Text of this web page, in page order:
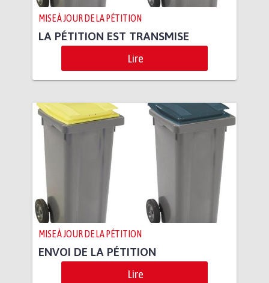
MISE À JOUR DE LA PÉTITION
LA PÉTITION EST TRANSMISE
Lire
MISE À JOUR DE LA PÉTITION
ENVOI DE LA PÉTITION
Lire